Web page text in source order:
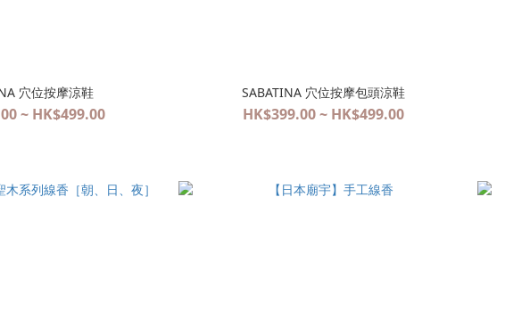
穴位按摩涼鞋
~ HK$499.00
SABATINA 穴位按摩包頭涼鞋
HK$399.00 ~ HK$499.00